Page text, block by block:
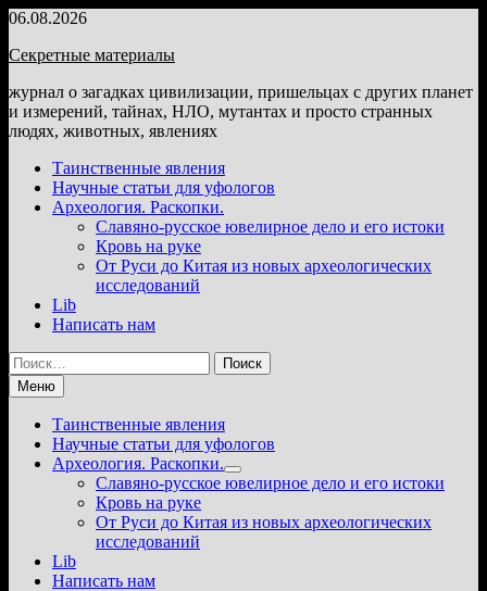
Перейти
содержимому
06.08.2026
Секретные материалы
журнал о загадках цивилизации, пришельцах с других планет
и измерений, тайнах, НЛО, мутантах и просто странных
людях, животных, явлениях
Таинственные явления
Научные статьи для уфологов
Археология. Раскопки.
Славяно-русское ювелирное дело и его истоки
Кровь на руке
От Руси до Китая из новых археологических
исследований
Lib
Написать нам
Найти:
Меню
Таинственные явления
Научные статьи для уфологов
Археология. Раскопки.
Показать
подменю
Славяно-русское ювелирное дело и его истоки
Кровь на руке
От Руси до Китая из новых археологических
исследований
Lib
Написать нам